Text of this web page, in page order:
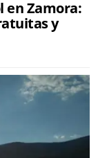
en Zamora:
y